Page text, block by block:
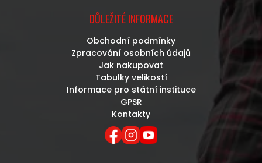
DŮLEŽITÉ INFORMACE
Obchodní podmínky
Zpracování osobních údajů
Jak nakupovat
Tabulky velikostí
Informace pro státní instituce
GPSR
Kontakty